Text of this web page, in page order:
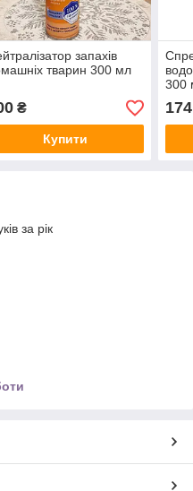
запахів
тварин 300 мл
₴
Купити
300
174
за рік